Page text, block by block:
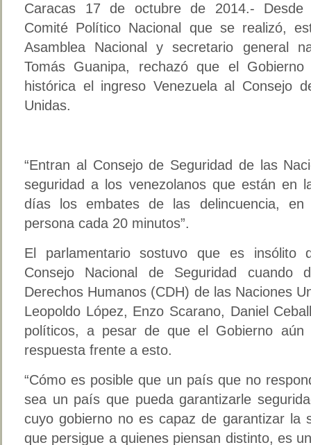
Caracas 17 de octubre de 2014.- Desde
Comité Político Nacional que se realizó,
Asamblea Nacional y secretario general
Tomás Guanipa, rechazó que el
histórica el ingreso Venezuela al Consejo
Unidas.
“Entran al Consejo de Seguridad de las
seguridad a los venezolanos que están en
días los embates de las delincuencia, en
persona cada 20 minutos”.
El parlamentario sostuvo que es insólito
Consejo Nacional de Seguridad cuando
Derechos Humanos (CDH) de las Naciones
Leopoldo López, Enzo Scarano, Daniel
políticos, a pesar de que el Gobierno
respuesta frente a esto.
“Cómo es posible que un país que no
sea un país que pueda garantizarle
cuyo gobierno no es capaz de garantizar la
que persigue a quienes piensan distinto, es